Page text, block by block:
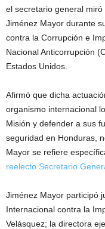
el secretario general
Jiménez Mayor durante
contra la Corrupción e
Nacional Anticorrupción
Estados Unidos.
Afirmó que dicha
organismo internacional
Misión y defender a sus
seguridad en Honduras,
Mayor se refiere
reelecto Secretario
Jiménez Mayor participó
Internacional contra la
Velásquez; la directora